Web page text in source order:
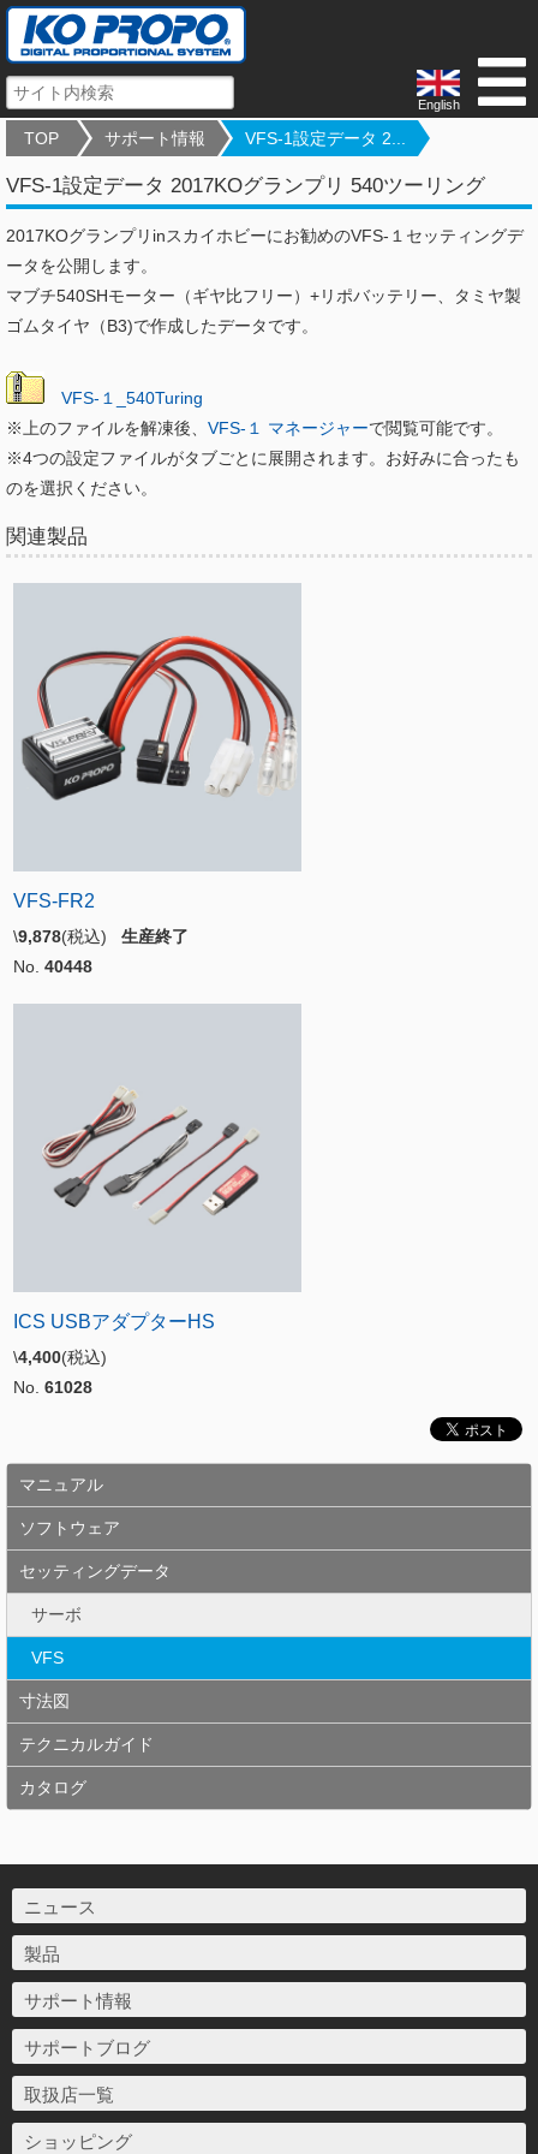
English
TOP サポート情報 VFS-1設定データ 2...
VFS-1設定データ 2017KOグランプリ 540ツーリング
2017KOグランプリinスカイホビーにお勧めのVFS-１セッティングデ
ータを公開します。
マブチ540SHモーター（ギヤ比フリー）+リポバッテリー、タミヤ製
ゴムタイヤ（B3)で作成したデータです。
VFS-１_540Turing
※上のファイルを解凍後、 VFS-１ マネージャーで閲覧可能です。
※4つの設定ファイルがタブごとに展開されます。お好みに合ったも
のを選択ください。
関連製品
VFS-FR2
\9,878(税込) 生産終了
No. 40448
ICS USBアダプターHS
\4,400(税込)
No. 61028
マニュアル
ソフトウェア
セッティングデータ
サーボ
VFS
寸法図
テクニカルガイド
カタログ
ニュース
製品
サポート情報
サポートブログ
取扱店一覧
ショッピング